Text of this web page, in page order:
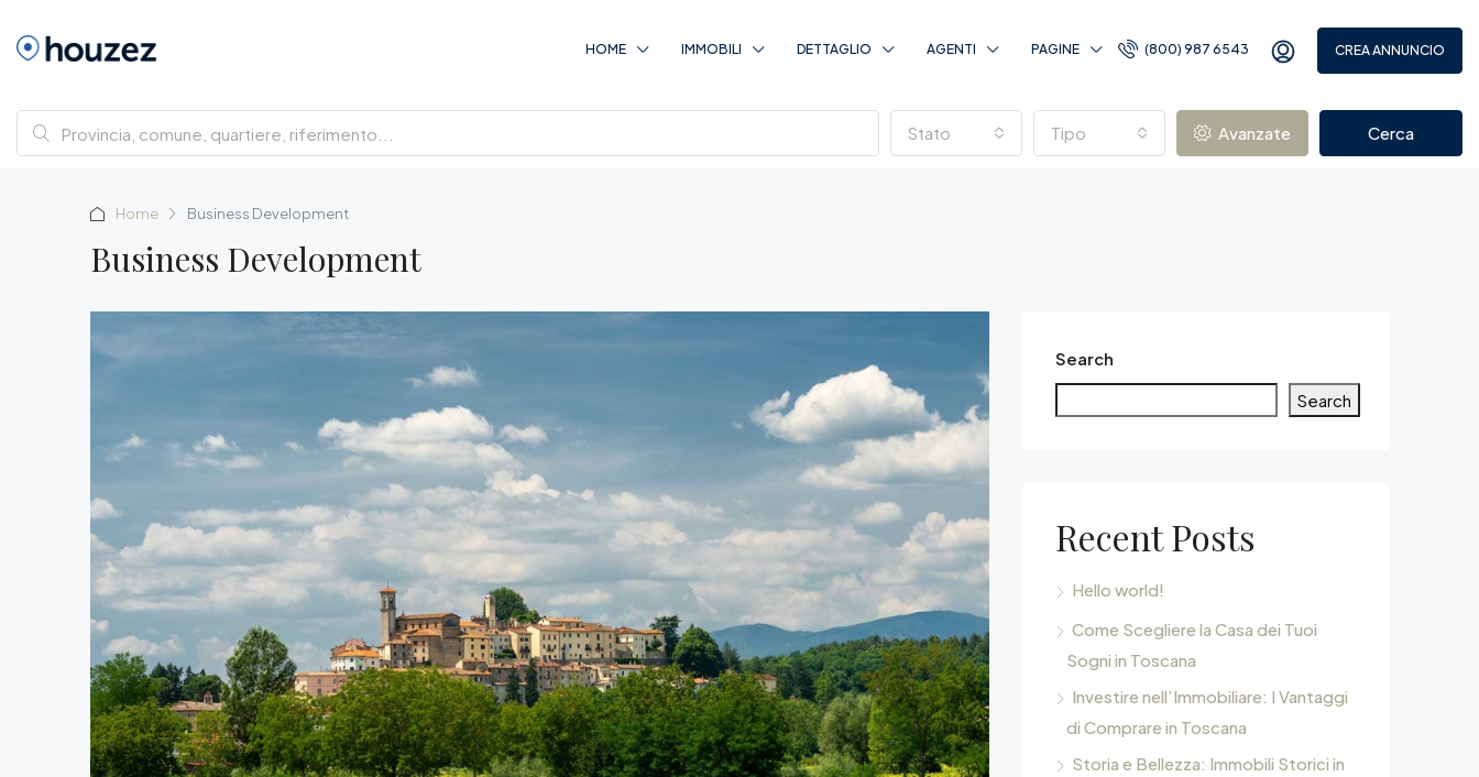
HOME IMMOBILI DETTAGLIO AGENTI PAGINE (800) 987 6543 CREA ANNUNCIO
Stato Tipo Avanzate Cerca
Home Business Development
Business Development
Search
Search
Recent Posts
Hello world!
Come Scegliere la Casa dei Tuoi
Sogni in Toscana
Investire nell’Immobiliare: I Vantaggi
di Comprare in Toscana
Storia e Bellezza: Immobili Storici in